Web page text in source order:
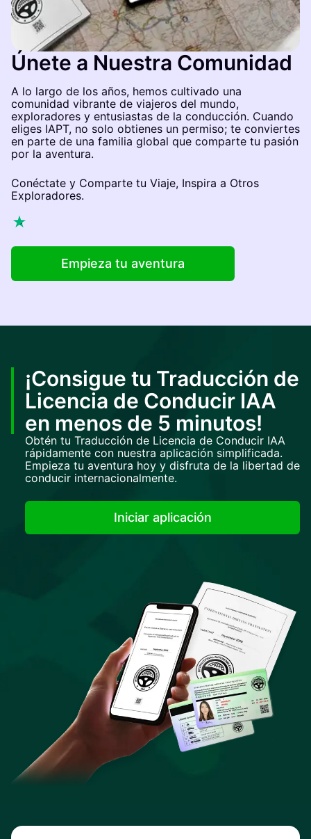
Únete a Nuestra Comunidad
A lo largo de los años, hemos cultivado una
comunidad vibrante de viajeros del mundo,
exploradores y entusiastas de la conducción. Cuando
eliges IAPT, no solo obtienes un permiso; te conviertes
en parte de una familia global que comparte tu pasión
por la aventura.
Conéctate y Comparte tu Viaje, Inspira a Otros
Exploradores.
Empieza tu aventura
¡Consigue tu Traducción de
Licencia de Conducir IAA
en menos de 5 minutos!
Obtén tu Traducción de Licencia de Conducir IAA
rápidamente con nuestra aplicación simplificada.
Empieza tu aventura hoy y disfruta de la libertad de
conducir internacionalmente.
Iniciar aplicación